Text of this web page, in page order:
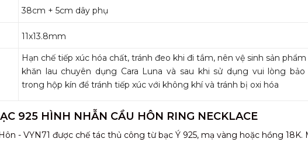
38cm + 5cm dây phụ
11x13.8mm
Hạn chế tiếp xúc hóa chất, tránh đeo khi đi tắm, nên vệ sinh sản
khăn lau chuyên dụng Cara Luna và sau khi sử dụng vui lòng bảo
trong hộp kín để tránh tiếp xúc với không khí và tránh bị oxi hóa
925 HÌNH NHẪN CẦU HÔN RING NECKLACE
- VYN71 được chế tác thủ công từ bạc Ý 925, mạ vàng hoặc hồng 18K.